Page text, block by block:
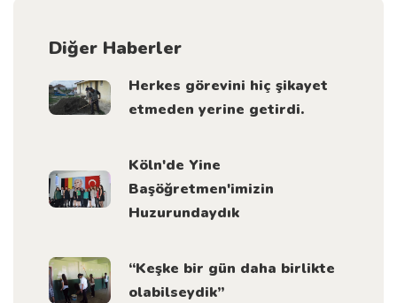
Diğer Haberler
Herkes görevini hiç şikayet
etmeden yerine getirdi.
Köln'de Yine
Başöğretmen'imizin
Huzurundaydık
“Keşke bir gün daha birlikte
olabilseydik”